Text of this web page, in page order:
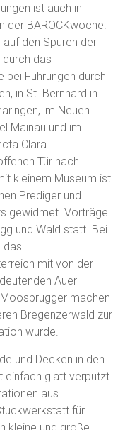
ist auch in
der BAROCKwoche.
den Spuren der
das
bei Führungen durch
in St. Bernhard in
im Neuen
Mainau und im
Clara
Tür nach
kleinem Museum ist
Prediger und
gewidmet. Vorträge
und Wald statt. Bei
das
mit von der
Auer
machen
Bregenzerwald zur
wurde.
und Decken in den
einfach glatt verputzt
aus
für